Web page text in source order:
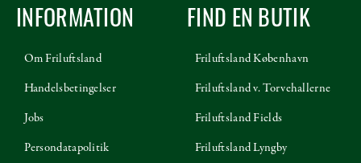
INFORMATION
Om Friluftsland
Handelsbetingelser
Jobs
Persondatapolitik
FIND EN BUTIK
Friluftsland København
Friluftsland v. Torvehallerne
Friluftsland Fields
Friluftsland Lyngby